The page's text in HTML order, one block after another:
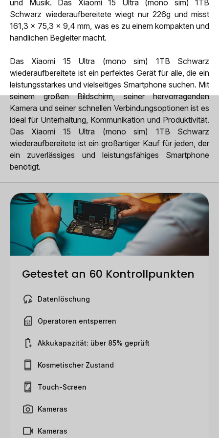
und Musik. Das Xiaomi 15 Ultra (mono sim) 1TB
Schwarz wiederaufbereitete wiegt nur 226g und misst
161,3 x 75,3 x 9,4 mm, was es zu einem kompakten und
handlichen Begleiter macht.
Das Xiaomi 15 Ultra (mono sim) 1TB Schwarz
wiederaufbereitete ist ein perfektes Gerät für alle, die ein
leistungsstarkes und vielseitiges Smartphone suchen. Mit
seinem großen Bildschirm, seiner hervorragenden
Kamera und seiner schnellen Verbindungsoptionen ist es
ideal für Unterhaltung, Kommunikation und Produktivität.
Das Xiaomi 15 Ultra (mono sim) 1TB Schwarz
wiederaufbereitete ist ein großartiger Kauf für jeden, der
ein zuverlässiges und leistungsfähiges Smartphone
benötigt.
Getestet an 60 Kontrollpunkten
Datenlöschung
Operatoren entsperren
Akkukapazität: über 85% geprüft
Kosmetischer Zustand
Touch-Screen
Kameras
Kameras